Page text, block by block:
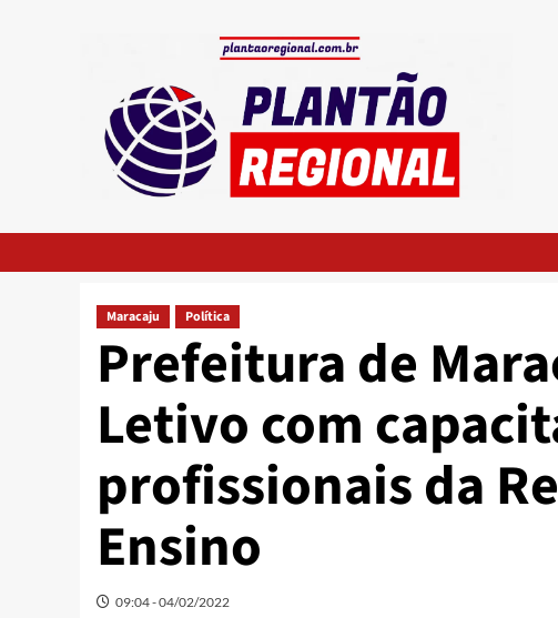
Maracaju Política
Prefeitura de
Letivo com
profissionais da
Ensino
09:04 - 04/02/2022